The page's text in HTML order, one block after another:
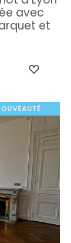
avec
et